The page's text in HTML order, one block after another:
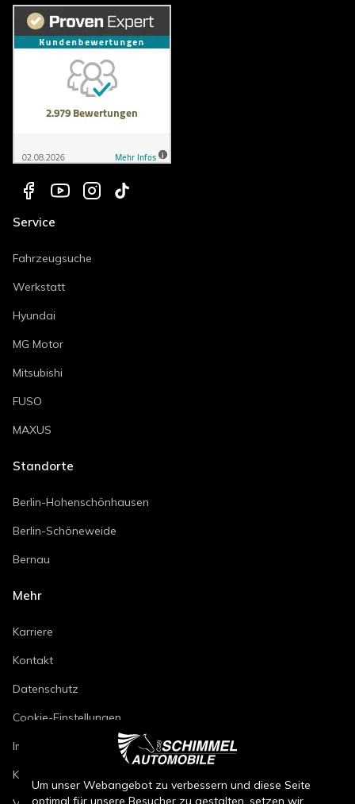
Service
Fahrzeugsuche
Werkstatt
Hyundai
MG Motor
Mitsubishi
FUSO
MAXUS
Standorte
Berlin-Hohenschönhausen
Berlin-Schöneweide
Bernau
Mehr
Karriere
Kontakt
Datenschutz
Cookie-Einstellungen
Impressum
Kfz-Reparaturbedingungen
Um unser Webangebot zu verbessern und diese Seite
optimal für unsere Besucher zu gestalten, setzen wir